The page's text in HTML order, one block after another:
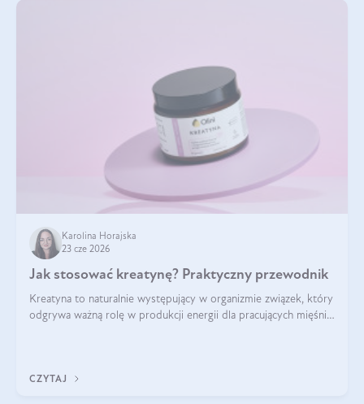
Karolina Horajska
23 cze 2026
Jak stosować kreatynę? Praktyczny przewodnik
Kreatyna to naturalnie występujący w organizmie związek, który
odgrywa ważną rolę w produkcji energii dla pracujących mięśni.
CZYTAJ